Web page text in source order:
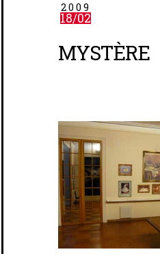
2009
18/02
MYSTÈRE